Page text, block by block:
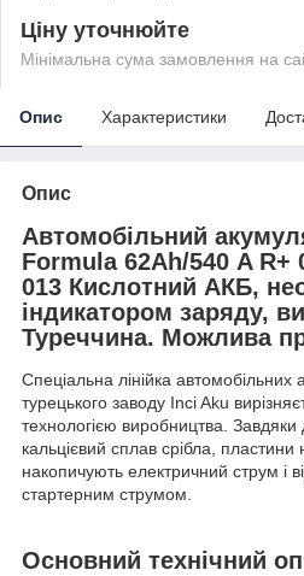
Ціну уточнюйте
Мінімальна сума замовлення на
Опис Характеристики
Опис
Автомобільний
Formula 62Ah/540 A R+
013 Кислотний АКБ,
індикатором заряду,
Туреччина. Можлива
Спеціальна лінійка автомобільних
турецького заводу Inci Aku
технологією виробництва.
кальцієвий сплав срібла,
накопичують електричний струм і
стартерним струмом.
Основний технічний